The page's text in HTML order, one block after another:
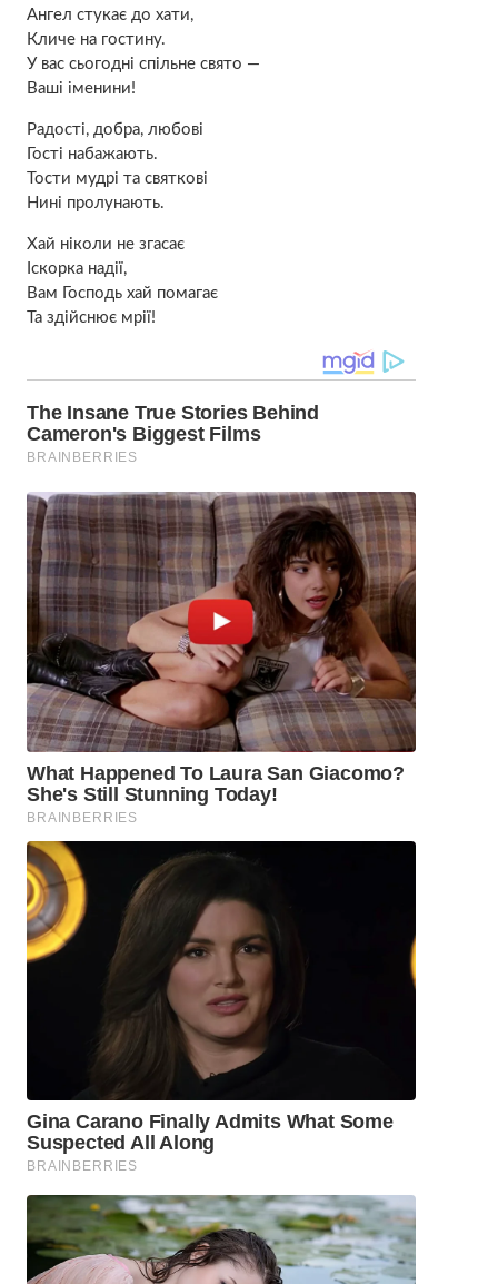
Ангел стукає до хати,
Кличе на гостину.
У вас сьогодні спільне свято —
Ваші іменини!
Радості, добра, любові
Гості набажають.
Тости мудрі та святкові
Нині пролунають.
Хай ніколи не згасає
Іскорка надії,
Вам Господь хай помагає
Та здійснює мрії!